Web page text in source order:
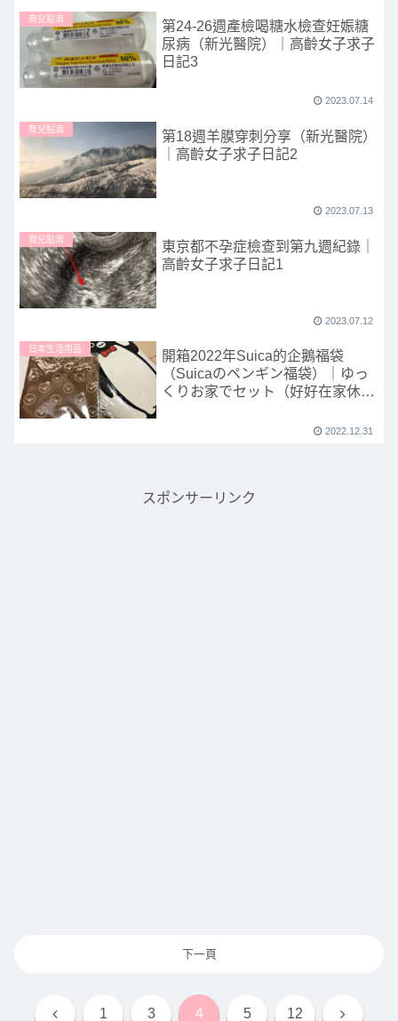
育兒點滴
第24-26週產檢喝糖水檢查妊娠糖
尿病（新光醫院）｜高齡女子求子
日記3
2023.07.14
育兒點滴
第18週羊膜穿刺分享（新光醫院）
｜高齡女子求子日記2
2023.07.13
育兒點滴
東京都不孕症檢查到第九週紀錄｜
高齡女子求子日記1
2023.07.12
日本生活用品
開箱2022年Suica的企鵝福袋
（Suicaのペンギン福袋）｜ゆっ
くりお家でセット（好好在家休息
2022.12.31
スポンサーリンク
下一頁
上 1 3 4 5 12 下